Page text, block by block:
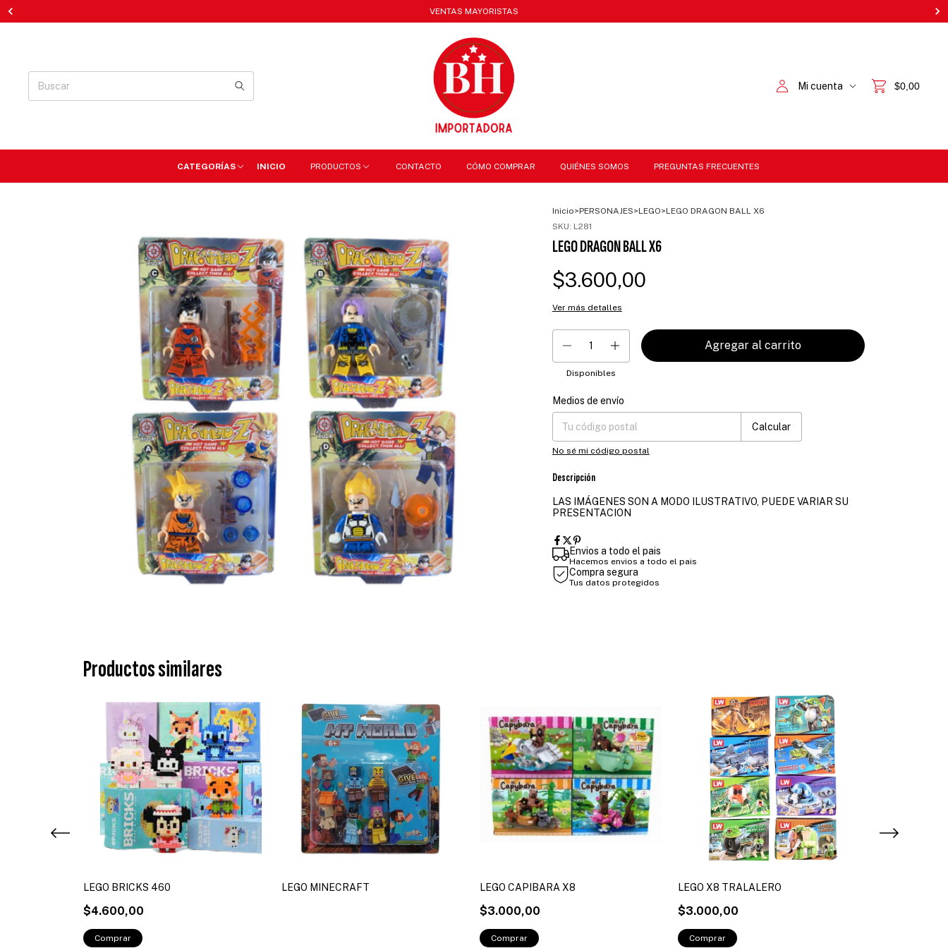
VENTAS MAYORISTAS
Mi cuenta $0,00
CATEGORÍAS INICIO PRODUCTOS CONTACTO CÓMO COMPRAR QUIÉNES SOMOS PREGUNTAS FRECUENTES
Inicio>PERSONAJES>LEGO>LEGO DRAGON BALL X6
SKU: L281
LEGO DRAGON BALL X6
$3.600,00
Ver más detalles
Disponibles
Entregas para el CP:
Medios de envío
Calcular
No sé mi código postal
Descripción
LAS IMÁGENES SON A MODO ILUSTRATIVO, PUEDE VARIAR SU
PRESENTACION
Envios a todo el pais
Hacemos envios a todo el pais
Compra segura
Tus datos protegidos
Productos similares
LEGO BRICKS 460
$4.600,00
LEGO MINECRAFT LEGO CAPIBARA X8
$3.000,00
LEGO X8 TRALALERO
$3.000,00